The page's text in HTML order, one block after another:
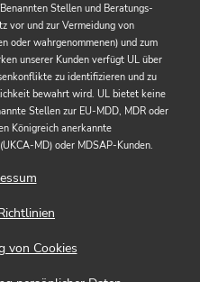
Stellen und Beratungs-
vor und zur Vermeidung von
oder wahrgenommenen) und zum
unserer Kunden verfügt UL über
zu identifizieren und zu
bewahrt wird. UL bietet keine
Stellen zur EU-MDD, MDR oder
Königreich anerkannte
MD) oder MDSAP-Kunden.
von Cookies